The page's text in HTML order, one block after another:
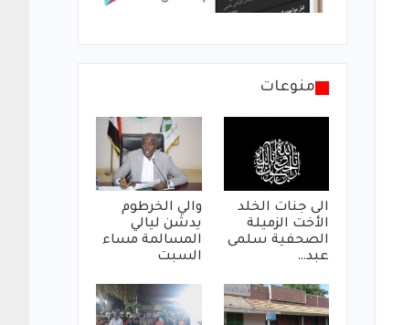
منوعات
الى جنات الخلد
الأخت الزميلة
الصحفية سلمى
عبد…
والي الخرطوم
يدشن ليالي
المسالمة مساء
السبت